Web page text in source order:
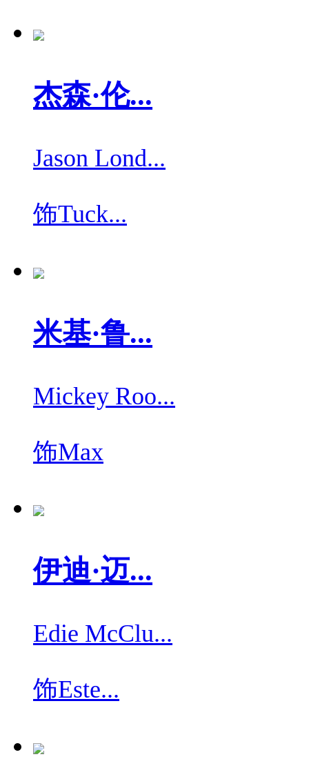
杰森·伦...
Jason Lond...
饰Tuck...
米基·鲁...
Mickey Roo...
饰Max
伊迪·迈...
Edie McClu...
饰Este...